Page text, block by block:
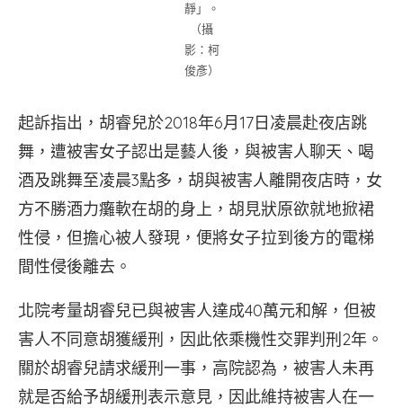
靜」。
（攝
影：柯
俊彥）
起訴指出，胡睿兒於2018年6月17日凌晨赴夜店跳
舞，遭被害女子認出是藝人後，與被害人聊天、喝
酒及跳舞至凌晨3點多，胡與被害人離開夜店時，女
方不勝酒力癱軟在胡的身上，胡見狀原欲就地掀裙
性侵，但擔心被人發現，便將女子拉到後方的電梯
間性侵後離去。
北院考量胡睿兒已與被害人達成40萬元和解，但被
害人不同意胡獲緩刑，因此依乘機性交罪判刑2年。
關於胡睿兒請求緩刑一事，高院認為，被害人未再
就是否給予胡緩刑表示意見，因此維持被害人在一